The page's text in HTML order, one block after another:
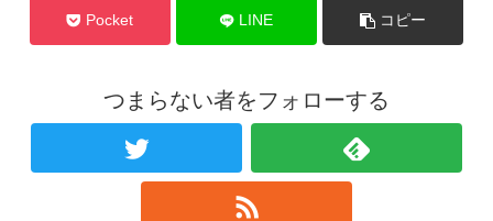
Pocket LINE コピー
つまらない者をフォローする